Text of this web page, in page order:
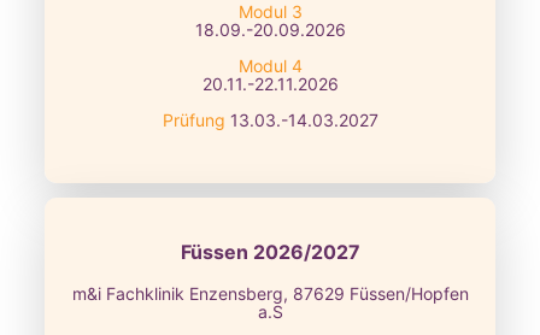
Modul 3
18.09.-20.09.2026
Modul 4
20.11.-22.11.2026
Prüfung 13.03.-14.03.2027
Füssen 2026/2027
m&i Fachklinik Enzensberg, 87629 Füssen/Hopfen
a.S